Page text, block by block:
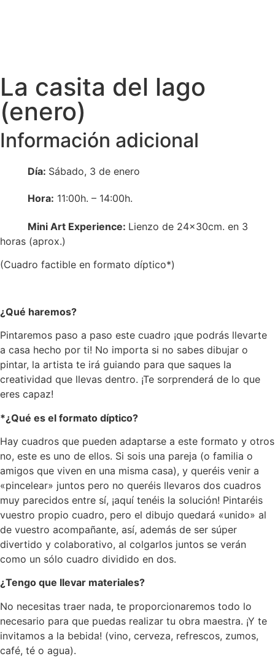
La casita del lago
(enero)
Información adicional
Día: Sábado, 3 de enero
Hora: 11:00h. – 14:00h.
Mini Art Experience: Lienzo de 24x30cm. en 3
horas (aprox.)
(Cuadro factible en formato díptico*)
¿Qué haremos?
Pintaremos paso a paso este cuadro ¡que podrás llevarte
a casa hecho por ti! No importa si no sabes dibujar o
pintar, la artista te irá guiando para que saques la
creatividad que llevas dentro. ¡Te sorprenderá de lo que
eres capaz!
*¿Qué es el formato díptico?
Hay cuadros que pueden adaptarse a este formato y otros
no, este es uno de ellos. Si sois una pareja (o familia o
amigos que viven en una misma casa), y queréis venir a
«pincelear» juntos pero no queréis llevaros dos cuadros
muy parecidos entre sí, ¡aquí tenéis la solución! Pintaréis
vuestro propio cuadro, pero el dibujo quedará «unido» al
de vuestro acompañante, así, además de ser súper
divertido y colaborativo, al colgarlos juntos se verán
como un sólo cuadro dividido en dos.
¿Tengo que llevar materiales?
No necesitas traer nada, te proporcionaremos todo lo
necesario para que puedas realizar tu obra maestra. ¡Y te
invitamos a la bebida! (vino, cerveza, refrescos, zumos,
café, té o agua).